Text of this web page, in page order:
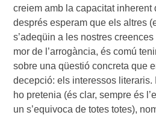
creiem amb la capacitat inherent
després esperam que els altres
s’adeqüin a les nostres
mor de l’arrogància, és comú
sobre una qüestió concreta que
decepció: els interessos literaris.
ho pretenia (és clar, sempre és
un s’equivoca de totes totes),